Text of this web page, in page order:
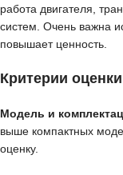
работа двигателя,
систем. Очень важна
повышает ценность.
Критерии
Модель и
выше компактных
оценку.